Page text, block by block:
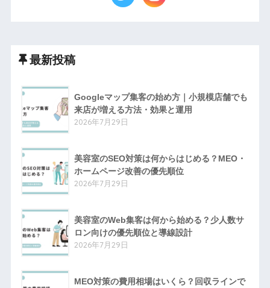
最新投稿
Googleマップ集客の始め方｜小規模店舗でも
来店が増える方法・効果と運用
2026年7月29日
美容室のSEO対策は何からはじめる？MEO・
ホームページ改善の優先順位
2026年7月29日
美容室のWeb集客は何から始める？少人数サ
ロン向けの優先順位と導線設計
2026年7月29日
MEO対策の費用相場はいくら？回収ラインで